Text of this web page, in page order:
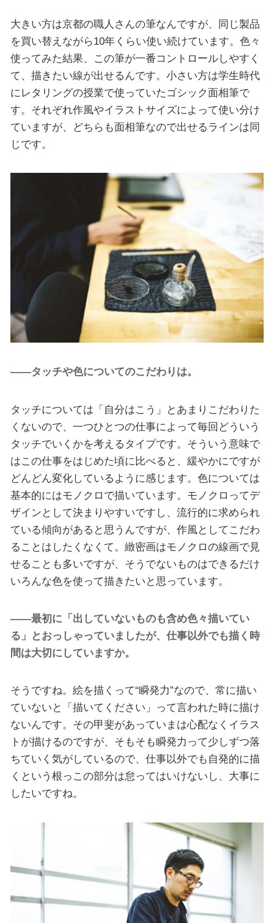
大きい方は京都の職人さんの筆なんですが、同じ製品
を買い替えながら10年くらい使い続けています。色々
使ってみた結果、この筆が一番コントロールしやすく
て、描きたい線が出せるんです。小さい方は学生時代
にレタリングの授業で使っていたゴシック面相筆で
す。それぞれ作風やイラストサイズによって使い分け
ていますが、どちらも面相筆なので出せるラインは同
じです。
――タッチや色についてのこだわりは。
タッチについては「自分はこう」とあまりこだわりた
くないので、一つひとつの仕事によって毎回どういう
タッチでいくかを考えるタイプです。そういう意味で
はこの仕事をはじめた頃に比べると、緩やかにですが
どんどん変化しているように感じます。色については
基本的にはモノクロで描いています。モノクロってデ
ザインとして決まりやすいですし、流行的に求められ
ている傾向があると思うんですが、作風としてこだわ
ることはしたくなくて。緻密画はモノクロの線画で見
せることも多いですが、そうでないものはできるだけ
いろんな色を使って描きたいと思っています。
――最初に「出していないものも含め色々描いてい
る」とおっしゃっていましたが、仕事以外でも描く時
間は大切にしていますか。
そうですね。絵を描くって“瞬発力”なので、常に描い
ていないと「描いてください」って言われた時に描け
ないんです。その甲斐があっていまは心配なくイラス
トが描けるのですが、そもそも瞬発力って少しずつ落
ちていく気がしているので、仕事以外でも自発的に描
くという根っこの部分は怠ってはいけないし、大事に
したいですね。